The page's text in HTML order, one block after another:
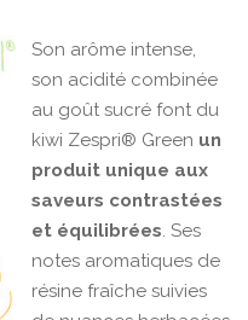
Son arôme intense,
son acidité combinée
au goût sucré font du
kiwi Zespri® Green un
produit unique aux
saveurs contrastées
et équilibrées. Ses
notes aromatiques de
résine fraîche suivies